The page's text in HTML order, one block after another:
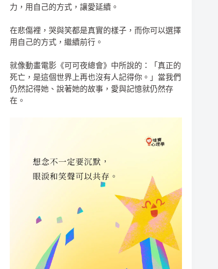
力，用自己的方式，讓愛延續。
在悲傷裡，哭與笑都是真實的樣子，而你可以選擇
用自己的方式，繼續前行。
就像動畫電影《可可夜總會》中所說的：「真正的
死亡，是這個世界上再也沒有人記得你。」當我們
仍然記得她、說著她的故事，愛與記憶就仍然存
在。